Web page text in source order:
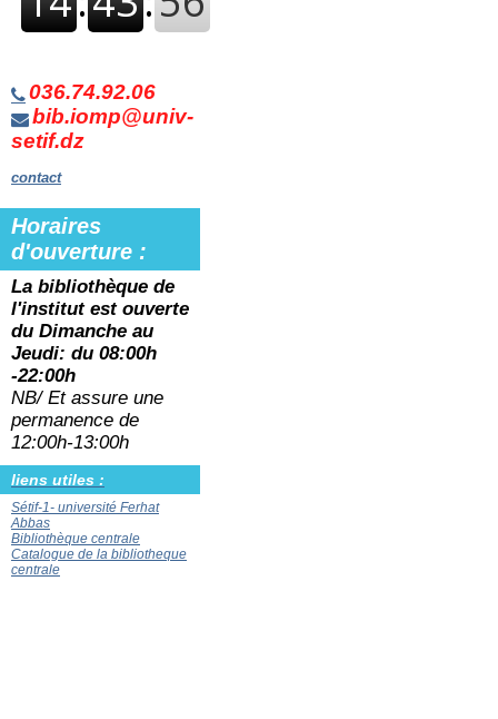
036.74.92.06
bib.iomp@univ-
setif.dz
contact
Horaires
d'ouverture :
La bibliothèque de
l'institut est ouverte
du Dimanche au
Jeudi: du 08:00h
-22:00h
NB/ Et assure une
permanence de
12:00h-13:00h
liens utiles :
Sétif-1- université Ferhat
Abbas
Bibliothèque centrale
Catalogue de la bibliotheque
centrale